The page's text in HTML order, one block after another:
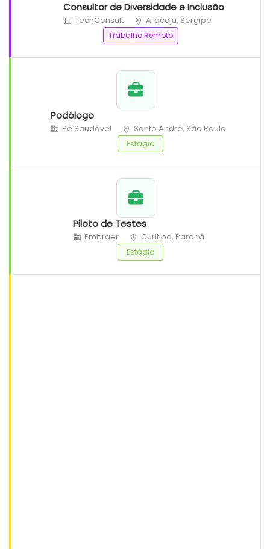
Consultor de Diversidade e Inclusão
TechConsult Aracaju, Sergipe
Trabalho Remoto
Podólogo
Pé Saudável Santo André, São Paulo
Estágio
Piloto de Testes
Embraer Curitiba, Paraná
Estágio